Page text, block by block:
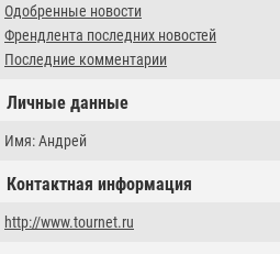
Одобренные новости
Френдлента последних новостей
Последние комментарии
Личные данные
Имя: Андрей
Контактная информация
http://www.tournet.ru